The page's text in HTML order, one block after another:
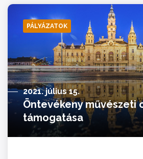
PÁLYÁZATOK
2021. július 15.
Öntevékeny művészeti
támogatása